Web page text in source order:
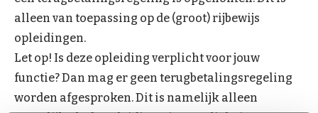
alleen van toepassing op de (groot) rijbewijs
opleidingen.
Let op! Is deze opleiding verplicht voor jouw
functie? Dan mag er geen terugbetalingsregeling
worden afgesproken. Dit is namelijk alleen